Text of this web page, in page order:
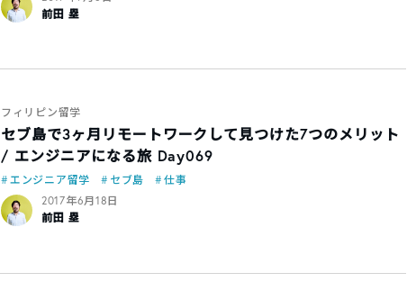
前田 塁
フィリピン留学
セブ島で3ヶ月リモートワークして見つけた7つのメリット
/ エンジニアになる旅 Day069
エンジニア留学 セブ島
仕事
2017年6月18日
前田 塁